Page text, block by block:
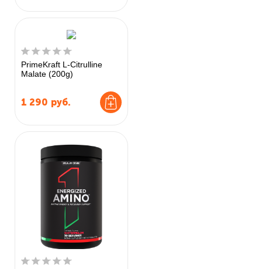
PrimeKraft L-Citrulline
Malate (200g)
1 290 руб.